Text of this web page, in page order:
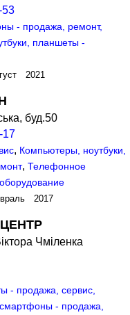
53
- продажа, ремонт,
планшеты -
2021
буд.50
17
, Компьютеры, ноутбуки,
,Телефонное
2017
ЦЕНТР
Чміленка
- продажа, сервис,
- продажа,